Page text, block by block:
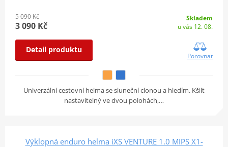
5 090 Kč
3 090 Kč
Skladem
u vás 12. 08.
Detail produktu
Porovnat
Univerzální cestovní helma se sluneční clonou a hledím. Kšilt
nastavitelný ve dvou polohách,…
Výklopná enduro helma iXS VENTURE 1.0 MIPS X1-